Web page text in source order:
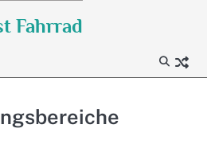
Fahrrad